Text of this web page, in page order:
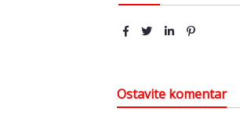
Ostavite komentar